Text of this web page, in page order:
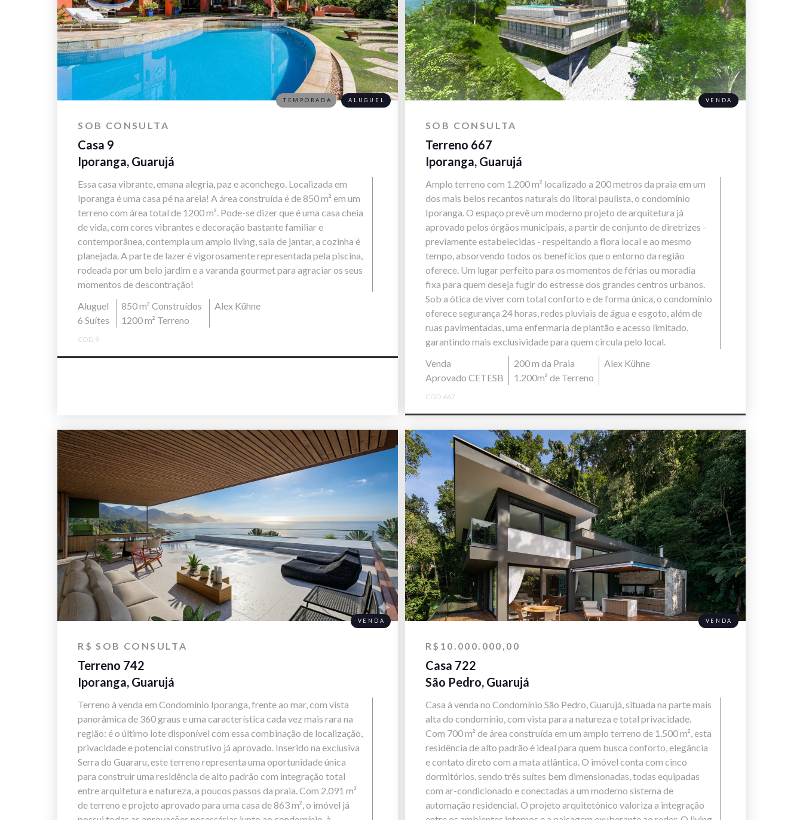
SOB CONSULTA
Casa 9
Iporanga, Guarujá
Essa casa vibrante, emana alegria, paz e aconchego. Localizada em
Iporanga é uma casa pé na areia! A área construída é de 850 m² em um
terreno com área total de 1200 m². Pode-se dizer que é uma casa cheia
de vida, com cores vibrantes e decoração bastante familiar e
contemporânea, contempla um amplo living, sala de jantar, a cozinha é
planejada. A parte de lazer é vigorosamente representada pela piscina,
rodeada por um belo jardim e a varanda gourmet para agraciar os seus
momentos de descontração!
Aluguel
6 Suítes
850 m² Construídos
1200 m² Terreno
Alex Kühne
COD.9
TEMPORADA ALUGUEL
SOB CONSULTA
Terreno 667
Iporanga, Guarujá
Amplo terreno com 1.200 m² localizado a 200 metros da praia em um
dos mais belos recantos naturais do litoral paulista, o condomínio
Iporanga. O espaço prevê um moderno projeto de arquitetura já
aprovado pelos órgãos municipais, a partir de conjunto de diretrizes -
previamente estabelecidas - respeitando a flora local e ao mesmo
tempo, absorvendo todos os benefícios que o entorno da região
oferece. Um lugar perfeito para os momentos de férias ou moradia
fixa para quem deseja fugir do estresse dos grandes centros urbanos.
Sob a ótica de viver com total conforto e de forma única, o condomínio
oferece segurança 24 horas, redes pluviais de água e esgoto, além de
ruas pavimentadas, uma enfermaria de plantão e acesso limitado,
garantindo mais exclusividade para quem circula pelo local.
Venda
Aprovado CETESB
200 m da Praia
1.200m² de Terreno
Alex Kühne
COD.667
VENDA
R$ SOB CONSULTA
Terreno 742
Iporanga, Guarujá
Terreno à venda em Condomínio Iporanga, frente ao mar, com vista
panorâmica de 360 graus e uma característica cada vez mais rara na
região: é o último lote disponível com essa combinação de localização,
privacidade e potencial construtivo já aprovado. Inserido na exclusiva
Serra do Guararu, este terreno representa uma oportunidade única
para construir uma residência de alto padrão com integração total
entre arquitetura e natureza, a poucos passos da praia. Com 2.091 m²
de terreno e projeto aprovado para uma casa de 863 m², o imóvel já
VENDA
R$10.000.000,00
Casa 722
São Pedro, Guarujá
Casa à venda no Condomínio São Pedro, Guarujá, situada na parte mais
alta do condomínio, com vista para a natureza e total privacidade.
Com 700 m² de área construída em um amplo terreno de 1.500 m², esta
residência de alto padrão é ideal para quem busca conforto, elegância
e contato direto com a mata atlântica. O imóvel conta com cinco
dormitórios, sendo três suítes bem dimensionadas, todas equipadas
com ar-condicionado e conectadas a um moderno sistema de
automação residencial. O projeto arquitetônico valoriza a integração
VENDA